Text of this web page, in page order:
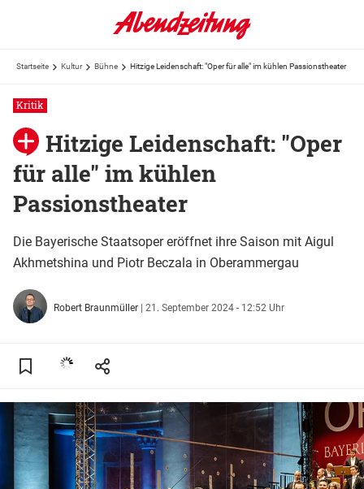
Startseite Kultur Bühne Hitzige Leidenschaft: "Oper für alle" im kühlen Passionstheater
Kritik
Hitzige Leidenschaft: "Oper
für alle" im kühlen
Passionstheater
Die Bayerische Staatsoper eröffnet ihre Saison mit Aigul
Akhmetshina und Piotr Beczala in Oberammergau
Robert Braunmüller | 21. September 2024 - 12:52 Uhr